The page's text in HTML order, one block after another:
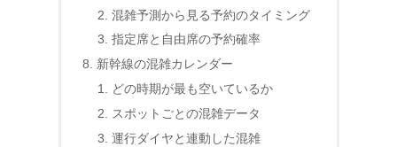
混雑予測から見る予約のタイミング
指定席と自由席の予約確率
新幹線の混雑カレンダー
どの時期が最も空いているか
スポットごとの混雑データ
運行ダイヤと連動した混雑